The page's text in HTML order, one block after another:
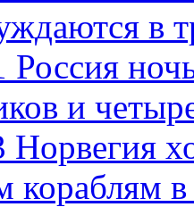
в
Россия
и
Норвегия
кораблям